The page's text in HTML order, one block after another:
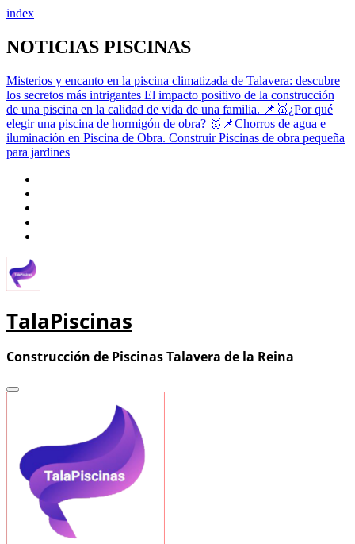
index
Saltar
al
NOTICIAS PISCINAS
Misterios y encanto en la piscina climatizada de Talavera: descubre
los secretos más intrigantes El impacto positivo de la construcción
de una piscina en la calidad de vida de una familia. 📌🥇¿Por qué
elegir una piscina de hormigón de obra? 🥇📌Chorros de agua e
iluminación en Piscina de Obra. Construir Piscinas de obra pequeña
para jardines
TalaPiscinas
Construcción de Piscinas Talavera de la Reina